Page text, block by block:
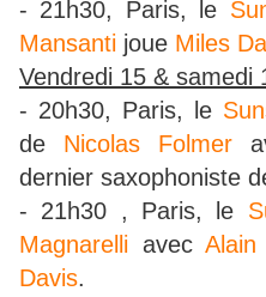
- 21h30, Paris, le
Mansanti joue Miles
Vendredi 15 & samedi
- 20h30, Paris, le
de Nicolas Folmer
dernier saxophoniste
- 21h30 , Paris, le
Magnarelli avecAlain
Davis.